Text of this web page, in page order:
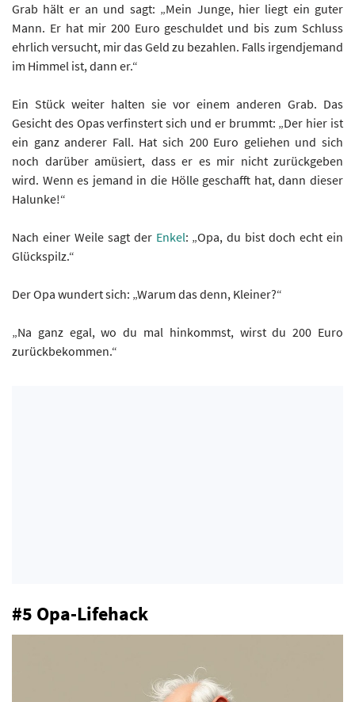
Grab hält er an und sagt: „Mein Junge, hier liegt ein guter
Mann. Er hat mir 200 Euro geschuldet und bis zum Schluss
ehrlich versucht, mir das Geld zu bezahlen. Falls irgendjemand
im Himmel ist, dann er.“
Ein Stück weiter halten sie vor einem anderen Grab. Das
Gesicht des Opas verfinstert sich und er brummt: „Der hier ist
ein ganz anderer Fall. Hat sich 200 Euro geliehen und sich
noch darüber amüsiert, dass er es mir nicht zurückgeben
wird. Wenn es jemand in die Hölle geschafft hat, dann dieser
Halunke!“
Nach einer Weile sagt der Enkel: „Opa, du bist doch echt ein
Glückspilz.“
Der Opa wundert sich: „Warum das denn, Kleiner?“
„Na ganz egal, wo du mal hinkommst, wirst du 200 Euro
zurückbekommen.“
#5 Opa-Lifehack